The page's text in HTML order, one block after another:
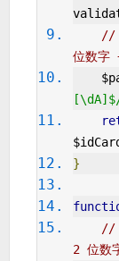
//
位数字
}
//
2 位数